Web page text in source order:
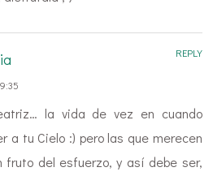
la vida de vez en cuando
a tu Cielo :) pero las que merecen
fruto del esfuerzo, y así debe ser,
REPLY